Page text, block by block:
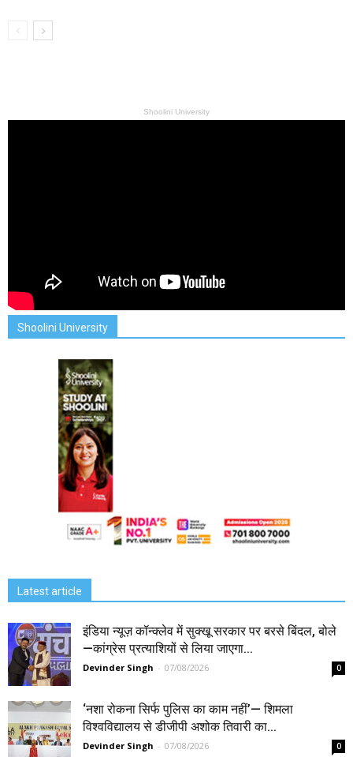
Shoolini University
Shoolini University
Latest article
इंडिया न्यूज़ कॉन्क्लेव में सुक्खू सरकार पर बरसे बिंदल, बोले
—कांग्रेस प्रत्याशियों से लिया जाएगा...
Devinder Singh - 07/08/2026 0
‘नशा रोकना सिर्फ पुलिस का काम नहीं’— शिमला
विश्वविद्यालय से डीजीपी अशोक तिवारी का...
Devinder Singh - 07/08/2026 0